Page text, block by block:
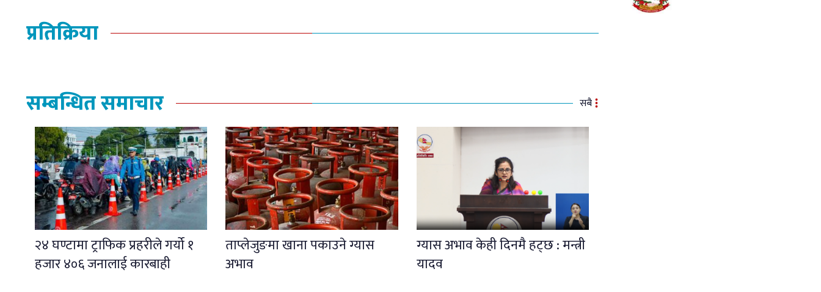
प्रतिक्रिया
सम्बन्धित समाचार सबै
२४ घण्टामा ट्राफिक प्रहरीले गर्यो १
हजार ४०६ जनालाई कारबाही
ताप्लेजुङमा खाना पकाउने ग्यास
अभाव
ग्यास अभाव केही दिनमै हट्छ : मन्त्री
यादव